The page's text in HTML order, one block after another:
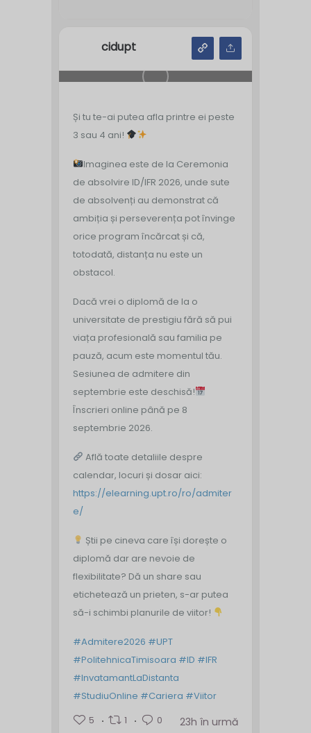
cidupt
Și tu te-ai putea afla printre ei peste
3 sau 4 ani!
Imaginea este de la Ceremonia
de absolvire ID/IFR 2026, unde sute
de absolvenți au demonstrat că
ambiția și perseverența pot învinge
orice program încărcat și că,
totodată, distanța nu este un
obstacol.
Dacă vrei o diplomă de la o
universitate de prestigiu fără să pui
viața profesională sau familia pe
pauză, acum este momentul tău.
Sesiunea de admitere din
septembrie este deschisă!
Înscrieri online până pe 8
septembrie 2026.
Află toate detaliile despre
calendar, locuri și dosar aici:
https://elearning.upt.ro/ro/admiter
e/
Știi pe cineva care își dorește o
diplomă dar are nevoie de
flexibilitate? Dă un share sau
etichetează un prieten, s-ar putea
să-i schimbi planurile de viitor!
#Admitere2026 #UPT
#PolitehnicaTimisoara #ID #IFR
#InvatamantLaDistanta
#StudiuOnline #Cariera #Viitor
5
1 0 23h în urmă